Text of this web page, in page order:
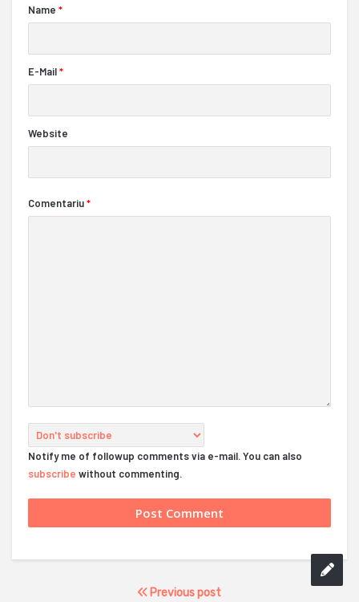
Name *
E-Mail*
Website
Comentariu*
Notify me of followup comments via e-mail. You can also
subscribe without commenting.
Previous post